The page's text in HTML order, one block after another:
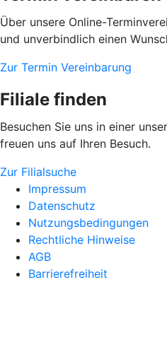
Über unsere Online-
und unverbindlich einen
Zur Termin Vereinbarung
Filiale finden
Besuchen Sie uns in einer
freuen uns auf Ihren Besuch.
Zur Filialsuche
Impressum
Datenschutz
Nutzungsbedingungen
Rechtliche Hinweise
AGB
Barrierefreiheit